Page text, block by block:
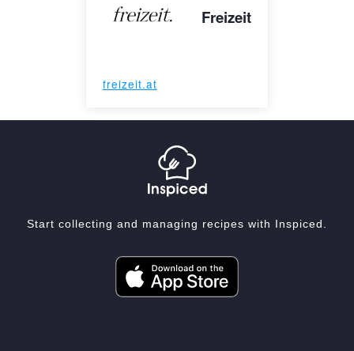
Freizeit
freizeit.at
Start collecting and managing recipes with Inspiced.